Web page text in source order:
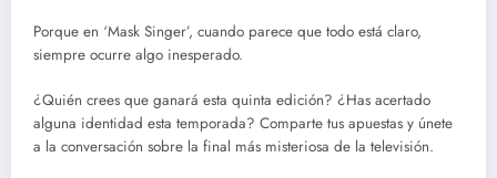
Porque en ‘Mask Singer’, cuando parece que todo está claro,
siempre ocurre algo inesperado.
¿Quién crees que ganará esta quinta edición? ¿Has acertado
alguna identidad esta temporada? Comparte tus apuestas y únete
a la conversación sobre la final más misteriosa de la televisión.